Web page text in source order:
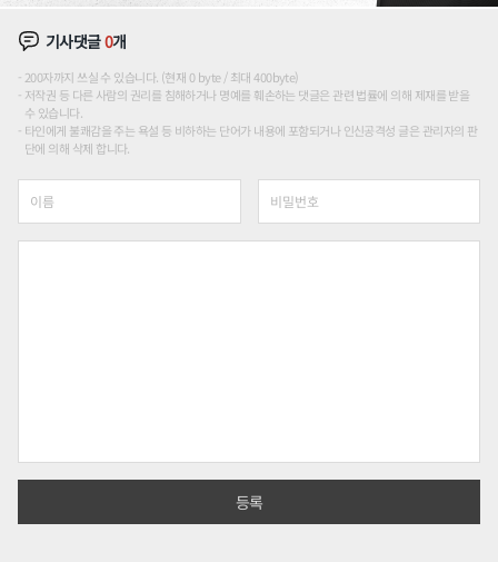
기사댓글0개
200자까지 쓰실 수 있습니다. (현재 0 byte / 최대 400byte)
저작권 등 다른 사람의 권리를 침해하거나 명예를 훼손하는 댓글은 관련 법률에 의해 제재를 받을
수 있습니다.
타인에게 불쾌감을 주는 욕설 등 비하하는 단어가 내용에 포함되거나 인신공격성 글은 관리자의 판
단에 의해 삭제 합니다.